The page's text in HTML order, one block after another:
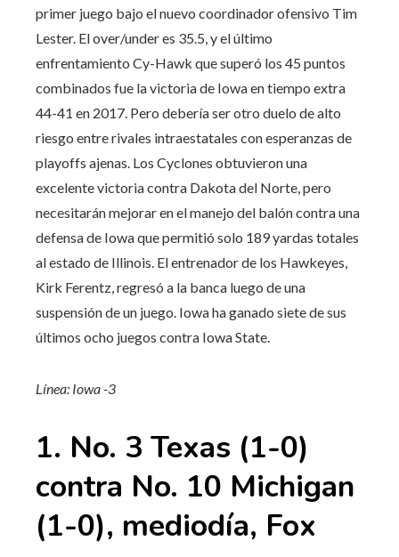
primer juego bajo el nuevo coordinador ofensivo Tim
Lester. El over/under es 35.5, y el último
enfrentamiento Cy-Hawk que superó los 45 puntos
combinados fue la victoria de Iowa en tiempo extra
44-41 en 2017. Pero debería ser otro duelo de alto
riesgo entre rivales intraestatales con esperanzas de
playoffs ajenas. Los Cyclones obtuvieron una
excelente victoria contra Dakota del Norte, pero
necesitarán mejorar en el manejo del balón contra una
defensa de Iowa que permitió solo 189 yardas totales
al estado de Illinois. El entrenador de los Hawkeyes,
Kirk Ferentz, regresó a la banca luego de una
suspensión de un juego. Iowa ha ganado siete de sus
últimos ocho juegos contra Iowa State.
Línea: Iowa -3
1. No. 3 Texas (1-0)
contra No. 10 Michigan
(1-0), mediodía, Fox